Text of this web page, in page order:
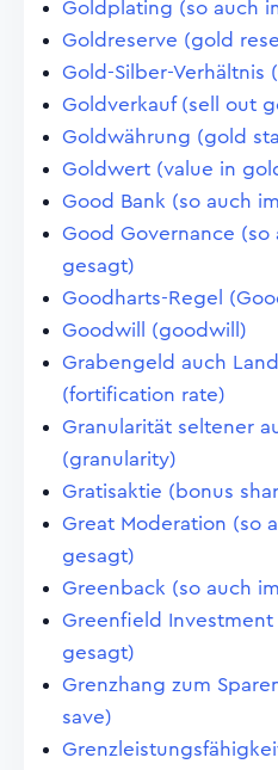
Goldplating (so auch
Goldreserve (gold
Gold-Silber-Verhältnis
Goldverkauf (sell out
Goldwährung (gold
Goldwert (value in
Good Bank (so auch
Good Governance (so
gesagt)
Goodharts-Regel
Goodwill (goodwill)
Grabengeld auch
(fortification rate)
Granularität seltener
(granularity)
Gratisaktie (bonus
Great Moderation (so
gesagt)
Greenback (so auch
Greenfield
gesagt)
Grenzhang zum
save)